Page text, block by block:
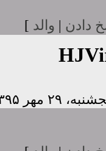
دادن | والد ]